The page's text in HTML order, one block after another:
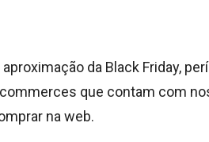
aproximação da Black Friday,
que contam com
na web.